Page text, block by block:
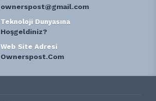
ownerspost@gmail.com
Teknoloji Dunyasına
Hoşgeldiniz?
Web Site Adresi
Ownerspost.Com